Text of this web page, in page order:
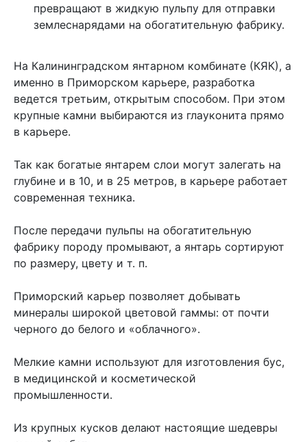
превращают в жидкую пульпу для отправки
землеснарядами на обогатительную фабрику.
На Калининградском янтарном комбинате (КЯК), а
именно в Приморском карьере, разработка
ведется третьим, открытым способом. При этом
крупные камни выбираются из глауконита прямо
в карьере.
Так как богатые янтарем слои могут залегать на
глубине и в 10, и в 25 метров, в карьере работает
современная техника.
После передачи пульпы на обогатительную
фабрику породу промывают, а янтарь сортируют
по размеру, цвету и т. п.
Приморский карьер позволяет добывать
минералы широкой цветовой гаммы: от почти
черного до белого и «облачного».
Мелкие камни используют для изготовления бус,
в медицинской и косметической
промышленности.
Из крупных кусков делают настоящие шедевры